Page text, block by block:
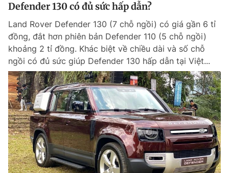
Defender 130 có đủ sức hấp dẫn?
Land Rover Defender 130 (7 chỗ ngồi) có giá gần 6 tỉ
đồng, đắt hơn phiên bản Defender 110 (5 chỗ ngồi)
khoảng 2 tỉ đồng. Khác biệt về chiều dài và số chỗ
ngồi có đủ sức giúp Defender 130 hấp dẫn tại Việt...